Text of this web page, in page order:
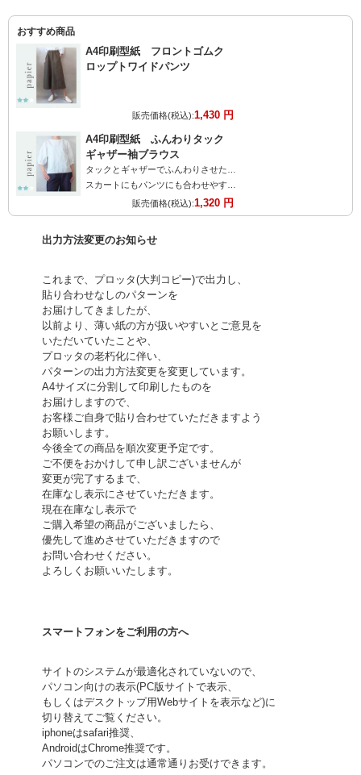
おすすめ商品
A4印刷型紙 フロントゴムク
ロップトワイドパンツ
販売価格(税込):1,430 円
A4印刷型紙 ふんわりタック
ギャザー袖ブラウス
スカートにもパンツにも合わせやすいブラウスです。
販売価格(税込):1,320 円
出力方法変更のお知らせ
これまで、プロッタ(大判コピー)で出力し、
貼り合わせなしのパターンを
お届けしてきましたが、
以前より、薄い紙の方が扱いやすいとご意見を
いただいていたことや、
プロッタの老朽化に伴い、
パターンの出力方法変更を変更しています。
A4サイズに分割して印刷したものを
お届けしますので、
お客様ご自身で貼り合わせていただきますよう
お願いします。
今後全ての商品を順次変更予定です。
ご不便をおかけして申し訳ございませんが
変更が完了するまで、
在庫なし表示にさせていただきます。
現在在庫なし表示で
ご購入希望の商品がございましたら、
優先して進めさせていただきますので
お問い合わせください。
よろしくお願いいたします。
スマートフォンをご利用の方へ
サイトのシステムが最適化されていないので、
パソコン向けの表示(PC版サイトで表示、
もしくはデスクトップ用Webサイトを表示など)に
切り替えてご覧ください。
iphoneはsafari推奨、
AndroidはChrome推奨です。
パソコンでのご注文は通常通りお受けできます。